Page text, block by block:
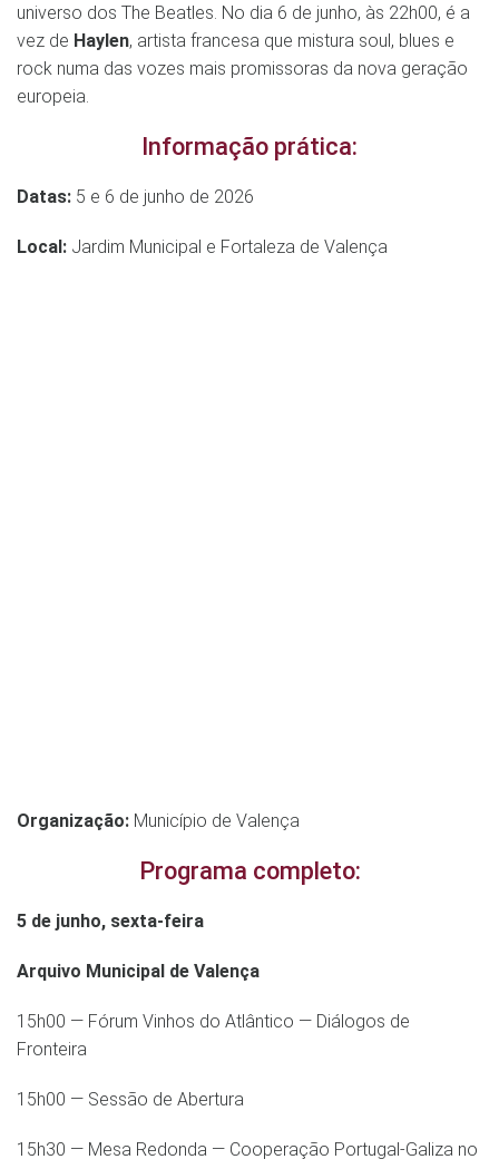
universo dos The Beatles. No dia 6 de junho, às 22h00, é a
vez de Haylen, artista francesa que mistura soul, blues e
rock numa das vozes mais promissoras da nova geração
europeia.
Informação prática:
Datas: 5 e 6 de junho de 2026
Local: Jardim Municipal e Fortaleza de Valença
Organização: Município de Valença
Programa completo:
5 de junho, sexta-feira
Arquivo Municipal de Valença
15h00 — Fórum Vinhos do Atlântico — Diálogos de
Fronteira
15h00 — Sessão de Abertura
15h30 — Mesa Redonda — Cooperação Portugal-Galiza no